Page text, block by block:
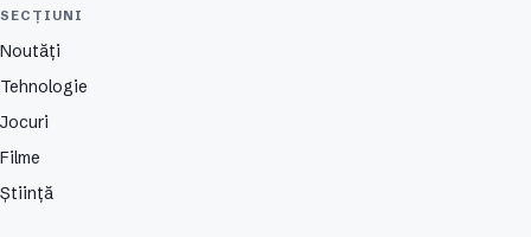
SECȚIUNI
Noutăți
Tehnologie
Jocuri
Filme
Știință